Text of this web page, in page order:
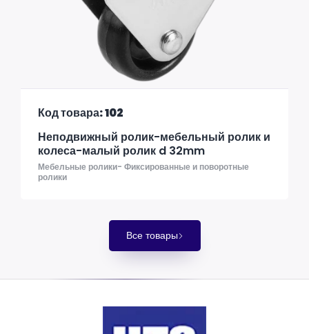
Код товара: 102
Неподвижный ролик-мебельный ролик и
колеса-малый ролик d 32mm
Мебельные ролики- Фиксированные и поворотные
ролики
Все товары